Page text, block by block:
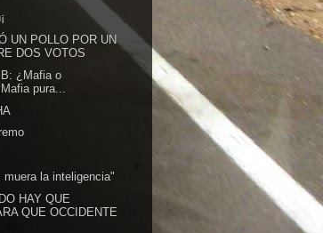
UN POLLO POR UN
DOS VOTOS
¿Mafia o
pura...
la inteligencia"
HAY QUE
QUE OCCIDENTE